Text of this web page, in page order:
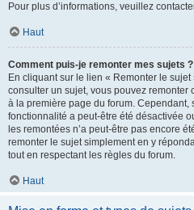
Pour plus d’informations, veuillez
Haut
Comment puis-je remonter mes sujets ?
En cliquant sur le lien « Remonter le
consulter un sujet, vous pouvez remonter
à la première page du forum. Cependant,
fonctionnalité a peut-être été désactivée
les remontées n’a peut-être pas encore
remonter le sujet simplement en y
tout en respectant les règles du forum.
Haut